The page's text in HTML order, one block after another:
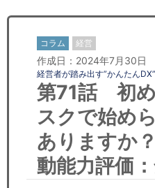
お問い合わせ
日本人にPR
コンサルティング
リサーチ
セミナー
経済ニュース
コラム 経営
作成日：2024年7月30日
経営者が踏み出す”かんたんDX”
第71話 初め
スクで始め
ありますか
動能力評価